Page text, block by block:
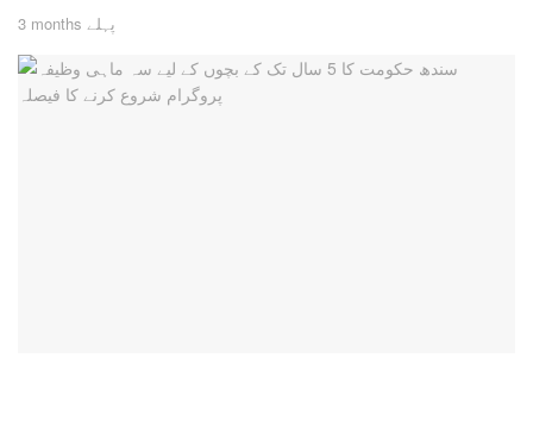
3 months پہلے